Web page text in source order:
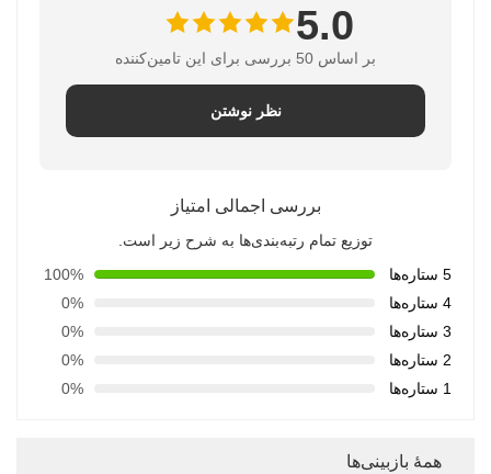
5.0
بر اساس 50 بررسی برای این تامین‌کننده
نظر نوشتن
بررسی اجمالی امتیاز
توزیع تمام رتبه‌بندی‌ها به شرح زیر است.
5 ستاره‌ها
100%
4 ستاره‌ها
0%
3 ستاره‌ها
0%
2 ستاره‌ها
0%
1 ستاره‌ها
0%
همهٔ بازبینی‌ها